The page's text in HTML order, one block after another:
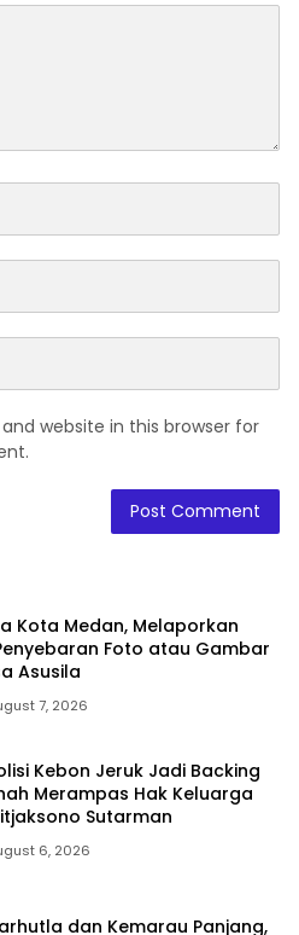
website in this browser for
Kota Medan, Melaporkan
Foto atau Gambar
Asusila
7, 2026
Kebon Jeruk Jadi Backing
Merampas Hak Keluarga
Sutarman
6, 2026
dan Kemarau Panjang,